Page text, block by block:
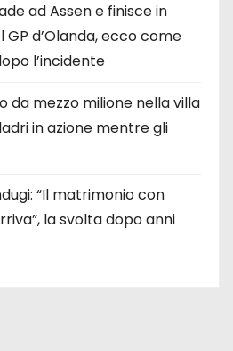
ad Assen e finisce in
d’Olanda, ecco come
l’incidente
da mezzo milione nella villa
in azione mentre gli
“Il matrimonio con
la svolta dopo anni